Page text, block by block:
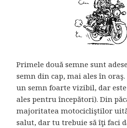
Primele două semne sunt
semn din cap, mai ales în
un semn foarte vizibil, dar
ales pentru începători). Din
majoritatea motocicliştilor
salut, dar tu trebuie să îţi faci